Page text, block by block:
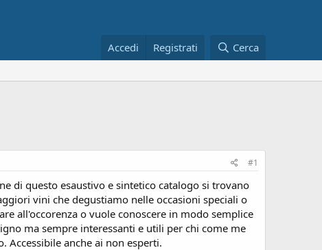
Accedi Registrati Cerca
#1
di questo esaustivo e sintetico catalogo si trovano
vini che degustiamo nelle occasioni speciali o
all'occorenza o vuole conoscere in modo semplice
ma sempre interessanti e utili per chi come me
anche ai non esperti.